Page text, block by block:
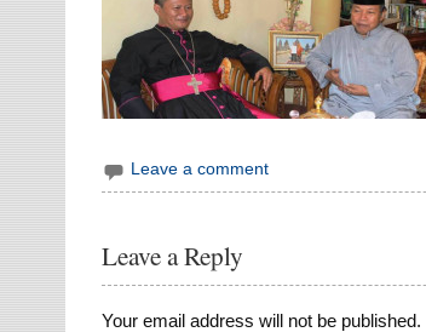
Leave a comment
Leave a Reply
Your email address will not be published.